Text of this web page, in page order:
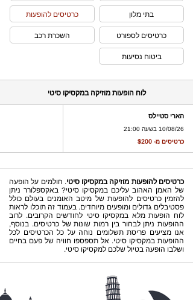
בתי מלון כרטיסים להופעות
כרטיסים לספורט השכרת רכב
ביטוח נסיעות
לוח הופעות מוזיקה במקסיקו סיטי
הארי סטיילס
10/08/26 בשעה 21:00
כרטיסים מ- $200
כרטיסים להופעות מוזיקה במקסיקו סיטי. חולמים על הופעה
של האמן האהוב עליכם במקסיקו סיטי? באקספלורר ניתן
להזמין כרטיסים להופעות של מיטב האומנים בעולם כולל
פסטיבלים גדולים ומופעים מיוחדים. בעמוד זה תוכלו לראות
לוח הופעות מלא במקסיקו סיטי לחודשים הקרובים. לרוב
ההופעות ניתן לבחור בין רמות שונות של כרטיסים. בנוסף,
אנו מציעים פריסת תשלומים נוחה על כל הכרטיסים לכל
ההופעות במקסיקו סיטי. אל תספספו חוויה של פעם בחיים
ושלבו הופעה בטיול שלכם למקסיקו סיטי.